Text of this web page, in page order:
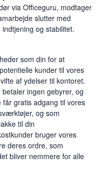
via Officeguru, modtager
slutter med
og stabilitet.
som din for at
kunder til vores
af ydelser til kontoret.
ingen gebyrer, og
gratis adgang til vores
og som
til din
bruger vores
deres ordre, som
bliver nemmere for alle